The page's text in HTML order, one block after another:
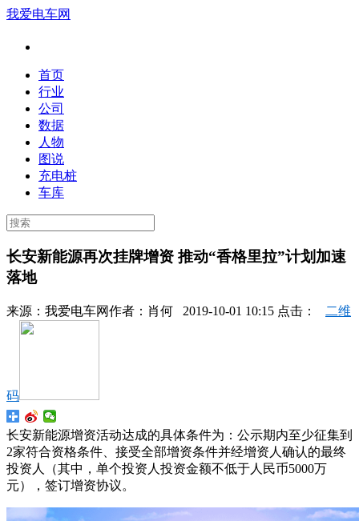
我爱电车网
首页
行业
公司
数据
人物
图说
充电桩
车库
长安新能源再次挂牌增资 推动“香格里拉”计划加速
落地
来源： 我爱电车网作者： 肖何 2019-10-01 10:15 点击： 二维
码
长安新能源增资活动达成的具体条件为：公示期内至少征集到
2家符合资格条件、接受全部增资条件并经增资人确认的最终
投资人（其中，单个投资人投资金额不低于人民币5000万
元），签订增资协议。